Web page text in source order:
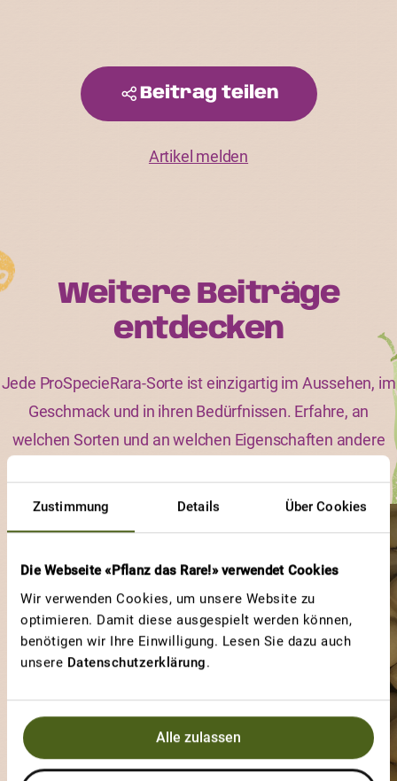
Zustimmung Details Über Cookies
Die Webseite «Pflanz das Rare!» verwendet Cookies
Wir verwenden Cookies, um unsere Website zu
optimieren. Damit diese ausgespielt werden können,
benötigen wir Ihre Einwilligung. Lesen Sie dazu auch
unsere Datenschutzerklärung.
Alle zulassen
Beitrag teilen
Artikel melden
Weitere Beiträge
entdecken
Jede ProSpecieRara-Sorte ist einzigartig im Aussehen, im
Geschmack und in ihren Bedürfnissen. Erfahre, an
welchen Sorten und an welchen Eigenschaften andere
GELBE CHERRY
Überraschend